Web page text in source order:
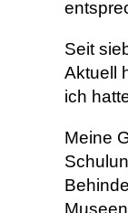
Seit
Aktuell
ich
Meine